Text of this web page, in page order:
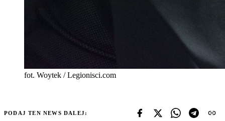
fot. Woytek / Legionisci.com
PODAJ TEN NEWS DALEJ: